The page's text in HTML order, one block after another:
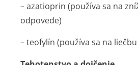
– azatioprin (používa sa na
odpovede)
– teofylín (používa sa na